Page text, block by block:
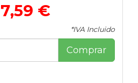
7,59 €
*IVA Incluido
Comprar